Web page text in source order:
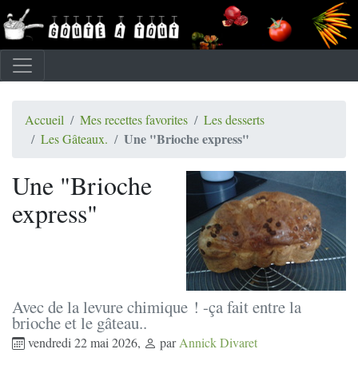
Accueil Mes recettes favorites
Les desserts
Les Gâteaux.
Une "Brioche express"
Une "Brioche
express"
Avec de la levure chimique ! -ça fait entre la
brioche et le gâteau..
vendredi 22 mai 2026, parAnnick Divaret